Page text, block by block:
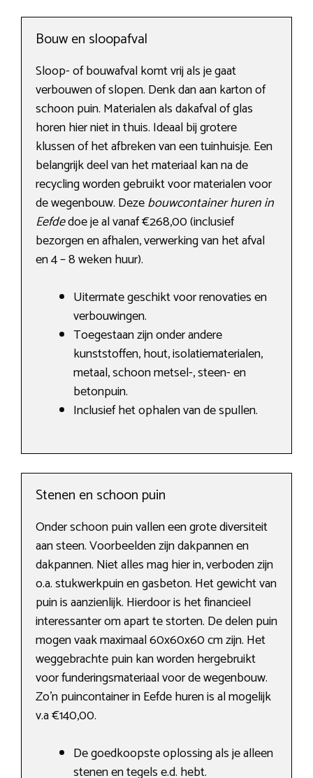
Bouw en sloopafval
Sloop- of bouwafval komt vrij als je gaat
verbouwen of slopen. Denk dan aan karton of
schoon puin. Materialen als dakafval of glas
horen hier niet in thuis. Ideaal bij grotere
klussen of het afbreken van een tuinhuisje. Een
belangrijk deel van het materiaal kan na de
recycling worden gebruikt voor materialen voor
de wegenbouw. Dezebouwcontainer huren in
Eefdedoe je al vanaf €268,00 (inclusief
bezorgen en afhalen, verwerking van het afval
en 4 – 8 weken huur).
Uitermate geschikt voor renovaties en
verbouwingen.
Toegestaan zijn onder andere
kunststoffen, hout, isolatiematerialen,
metaal, schoon metsel-, steen- en
betonpuin.
Inclusief het ophalen van de spullen.
Stenen en schoon puin
Onder schoon puin vallen een grote diversiteit
aan steen. Voorbeelden zijn dakpannen en
dakpannen. Niet alles mag hier in, verboden zijn
o.a. stukwerkpuin en gasbeton. Het gewicht van
puin is aanzienlijk. Hierdoor is het financieel
interessanter om apart te storten. De delen puin
mogen vaak maximaal 60x60x60 cm zijn. Het
weggebrachte puin kan worden hergebruikt
voor funderingsmateriaal voor de wegenbouw.
Zo’n puincontainer in Eefde huren is al mogelijk
v.a €140,00.
De goedkoopste oplossing als je alleen
stenen en tegels e.d. hebt.